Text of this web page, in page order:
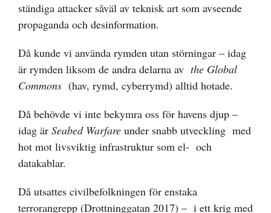
ständiga attacker såväl av teknisk art som avseende
propaganda och desinformation.
Då kunde vi använda rymden utan störningar – idag
är rymden liksom de andra delarna av the Global
Commons (hav, rymd, cyberrymd) alltid hotade.
Då behövde vi inte bekymra oss för havens djup –
idag är Seabed Warfare under snabb utveckling med
hot mot livsviktig infrastruktur som el- och
datakablar.
Då utsattes civilbefolkningen för enstaka
terrorangrepp (Drottninggatan 2017) – i ett krig med